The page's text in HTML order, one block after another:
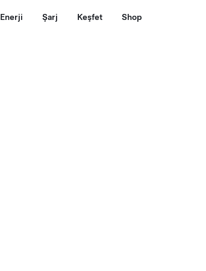
Enerji Şarj Keşfet Shop